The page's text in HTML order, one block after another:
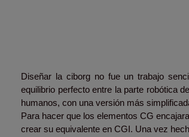
Diseñar la ciborg no fue un trabajo
equilibrio perfecto entre la parte robótica
humanos, con una versión más
Para hacer que los elementos CG
crear su equivalente en CGI. Una vez